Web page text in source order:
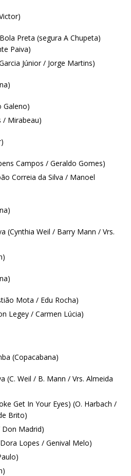
Preta (segura A Chupeta)
Paiva)
Júnior / Jorge Martins)
Galeno)
/ Mirabeau)
Campos / Geraldo Gomes)
Correia da Silva / Manoel
(Cynthia Weil / Barry Mann / Vrs.
Mota / Edu Rocha)
Legey / Carmen Lúcia)
(Copacabana)
(C. Weil / B. Mann / Vrs. Almeida
Get In Your Eyes) (O. Harbach /
Brito)
Don Madrid)
Lopes / Genival Melo)